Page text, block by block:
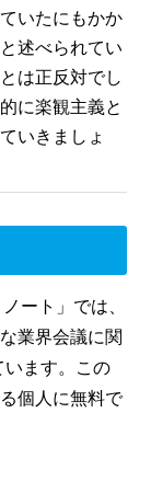
いたにもかか
述べられてい
は正反対でし
に楽観主義と
いきましょ
ート」では、
業界会議に関
います。この
個人に無料で